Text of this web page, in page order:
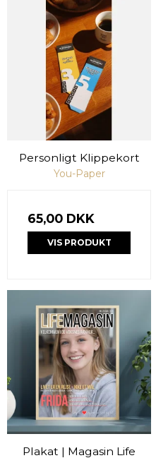
Personligt Klippekort
You-Paper
65,00 DKK
VIS PRODUKT
Plakat | Magasin Life